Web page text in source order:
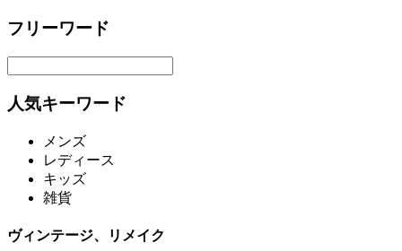
フリーワード
人気キーワード
メンズ
レディース
キッズ
雑貨
ヴィンテージ、リメイク